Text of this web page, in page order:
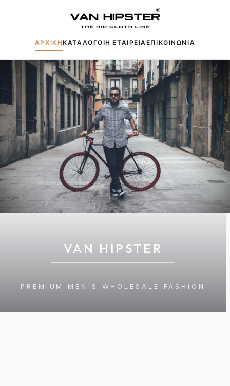
ΑΡΧΙΚΗΚΑΤΑΛΟΓΟΙΗ ΕΤΑΙΡΕΙΑΕΠΙΚΟΙΝΩΝΙΑ
Δημοφιλείς αναζητήσεις: Πουκάμισα
Μπουφάν
Παντελόνια
Πλεκτά
VAN HIPSTER
PREMIUM MEN'S WHOLESALE FASHION